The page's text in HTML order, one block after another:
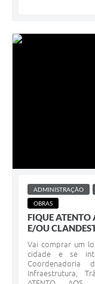
ADMINISTRAÇÃO
OBRAS
FIQUE ATENTO
E/OU
Vai comprar um
cidade e se
Infraestrutura,